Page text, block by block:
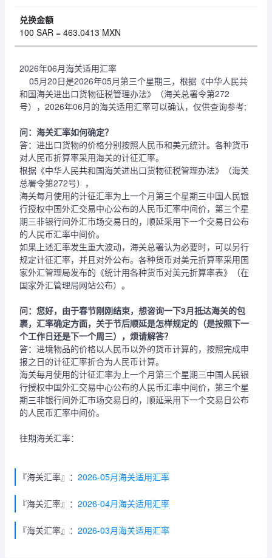
100 SAR = 463.0413 MXN
2026年06月海关适用汇率
05月20日是2026年05月第三个星期三，根据《中华人民共
和国海关进出口货物征税管理办法》（海关总署令第272
号），2026年06月的海关适用汇率可以确认，仅供查询参考;
问：海关汇率如何确定？
答：进出口货物的价格分别按照人民币和美元统计。各种货币
对人民币折算率采用海关的计征汇率。
根据《中华人民共和国海关进出口货物征税管理办法》（海关
总署令第272号），
海关每月使用的计征汇率为上一个月第三个星期三中国人民银
行授权中国外汇交易中心公布的人民币汇率中间价，第三个星
期三非银行间外汇市场交易日的，顺延采用下一个交易日公布
的人民币汇率中间价。
如果上述汇率发生重大波动，海关总署认为必要时，可以另行
规定计征汇率，并且对外公布。各种货币对美元折算率采用国
家外汇管理局发布的《统计用各种货币对美元折算率表》（在
国家外汇管理局网站公布）。
问：您好，由于春节刚刚结束，想咨询一下3月抵达海关的包
裹，汇率确定方面，关于节后顺延是怎样规定的（是按照下一
个工作日还是下一个周三），烦请解答？
答：进境物品的价格以人民币以外的货币计算的，按照完成申
报之日的计征汇率折合为人民币计算。
海关每月使用的计征汇率为上一个月第三个星期三中国人民银
行授权中国外汇交易中心公布的人民币汇率中间价，第三个星
期三非银行间外汇市场交易日的，顺延采用下一个交易日公布
的人民币汇率中间价。
往期海关汇率：
『海关汇率』： 2026-05月海关适用汇率
『海关汇率』： 2026-04月海关适用汇率
『海关汇率』： 2026-03月海关适用汇率